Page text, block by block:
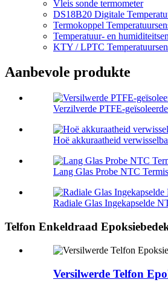
Vleis sonde termometer
DS18B20 Digitale
Termokoppel
Temperatuur- en
KTY / LPTC
Aanbevole produkte
Verzilverde PTFE-
Hoë akkuraatheid
Lang Glas Probe NTC
Radiale Glas Ingekapselde
Telfon Enkeldraad
Versilwerde Telfon